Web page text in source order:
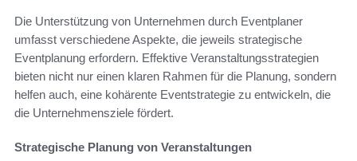
Die Unterstützung von Unternehmen durch Eventplaner
umfasst verschiedene Aspekte, die jeweils strategische
Eventplanung erfordern. Effektive Veranstaltungsstrategien
bieten nicht nur einen klaren Rahmen für die Planung, sondern
helfen auch, eine kohärente Eventstrategie zu entwickeln, die
die Unternehmensziele fördert.
Strategische Planung von Veranstaltungen